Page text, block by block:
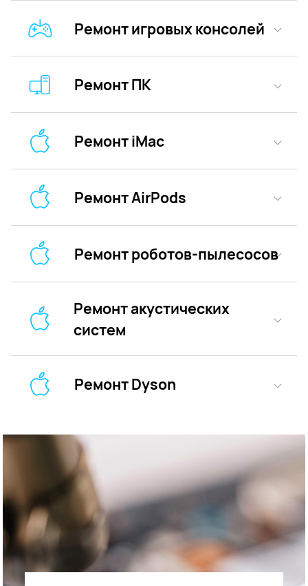
Ремонт игровых консолей
Ремонт ПК
Ремонт iMac
Ремонт AirPods
Ремонт роботов-пылесосов
Ремонт акустических
систем
Ремонт Dyson